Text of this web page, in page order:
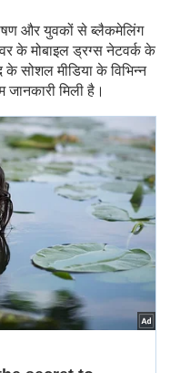
और युवकों से ब्लैकमेलिंग
के मोबाइल ड्रग्स नेटवर्क के
सोशल मीडिया के विभिन्न
मिली है।